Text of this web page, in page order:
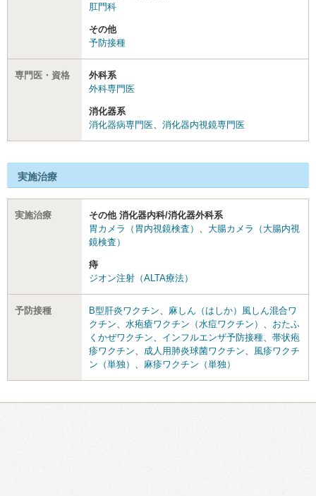
肛門科
その他
予防接種
専門医・資格
外科系
外科専門医
消化器系
消化器病専門医
消化器内視鏡専門医
実施治療
実施治療
その他 消化器内科/消化器外科系
胃カメラ（胃内視鏡検査）
大腸カメラ（大腸内視
鏡検査）
痔
ジオン注射（ALTA療法）
予防接種 B型肝炎ワクチン
麻しん（はしか）風しん混合ワ
クチン
水疱瘡ワクチン（水痘ワクチン）
おたふ
くかぜワクチン
インフルエンザ予防接種
帯状疱
疹ワクチン
成人用肺炎球菌ワクチン
風疹ワクチ
ン（単独）
麻疹ワクチン（単独）